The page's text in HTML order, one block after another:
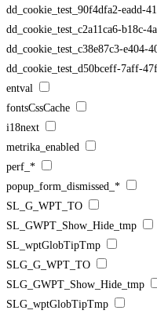
dd_cookie_test_90f4dfa2-eadd-
dd_cookie_test_c2a11ca6-b18c-
dd_cookie_test_c38e87c3-e404-
dd_cookie_test_d50bceff-7aff-
entval
fontsCssCache
i18next
metrika_enabled
perf_*
popup_form_dismissed_*
SL_G_WPT_TO
SL_GWPT_Show_Hide_tmp
SL_wptGlobTipTmp
SLG_G_WPT_TO
SLG_GWPT_Show_Hide_tmp
SLG_wptGlobTipTmp